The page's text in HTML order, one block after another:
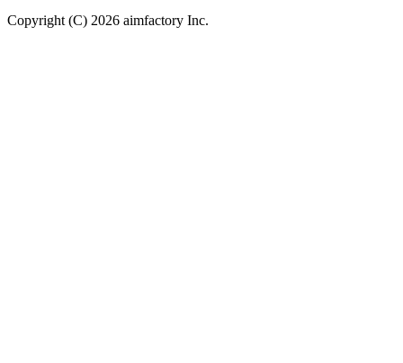
Copyright (C) 2026 aimfactory Inc.